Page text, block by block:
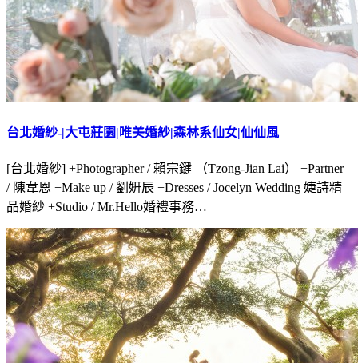
台北婚紗-|大屯莊園|唯美婚紗|森林系仙女|仙仙風
[台北婚紗] +Photographer / 賴宗鍵 （Tzong-Jian Lai） +Partner
/ 陳韋恩 +Make up / 劉姸辰 +Dresses / Jocelyn Wedding 婕詩精
品婚紗 +Studio / Mr.Hello婚禮事務…